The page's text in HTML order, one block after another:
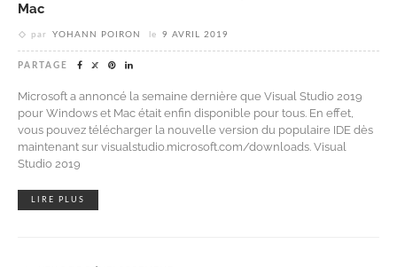
Mac
par YOHANN POIRON le 9 AVRIL 2019
PARTAGE
Microsoft a annoncé la semaine dernière que Visual Studio 2019
pour Windows et Mac était enfin disponible pour tous. En effet,
vous pouvez télécharger la nouvelle version du populaire IDE dès
maintenant sur visualstudio.microsoft.com/downloads. Visual
Studio 2019
LIRE PLUS